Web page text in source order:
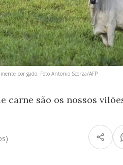
por gado. Foto Antonio Scorza/AFP
carne são os nossos